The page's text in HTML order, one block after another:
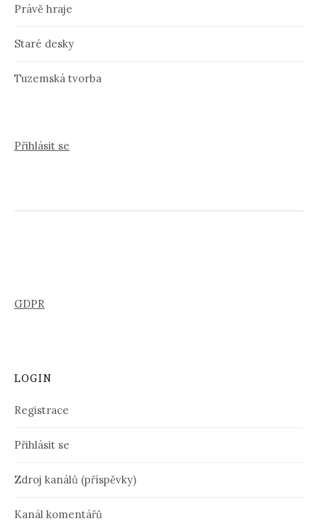
Právě hraje
Staré desky
Tuzemská tvorba
Přihlásit se
GDPR
LOGIN
Registrace
Přihlásit se
Zdroj kanálů (příspěvky)
Kanál komentářů